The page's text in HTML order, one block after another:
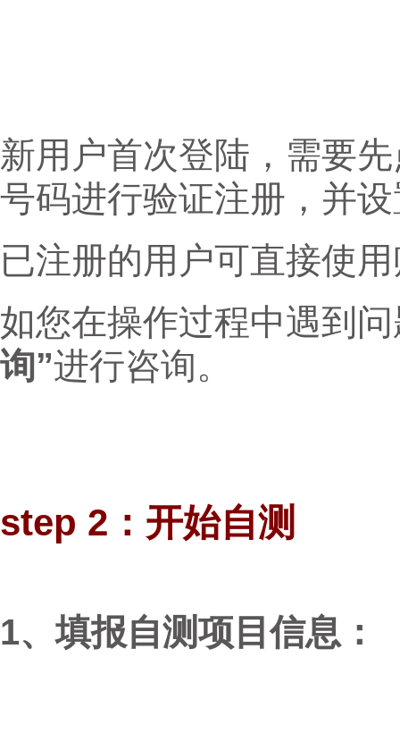
新用户首次登陆，需要
号码进行验证注册，并
已注册的用户可直接使
如您在操作过程中遇到
询”进行咨询。
step 2：开始自测
1、填报自测项目信息：